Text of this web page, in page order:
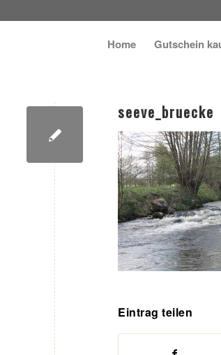
Home Gutschein
seeve_bruecke
Eintrag teilen